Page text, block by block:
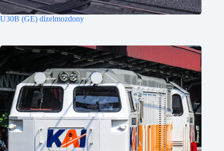
U30B (GE) dízelmozdony